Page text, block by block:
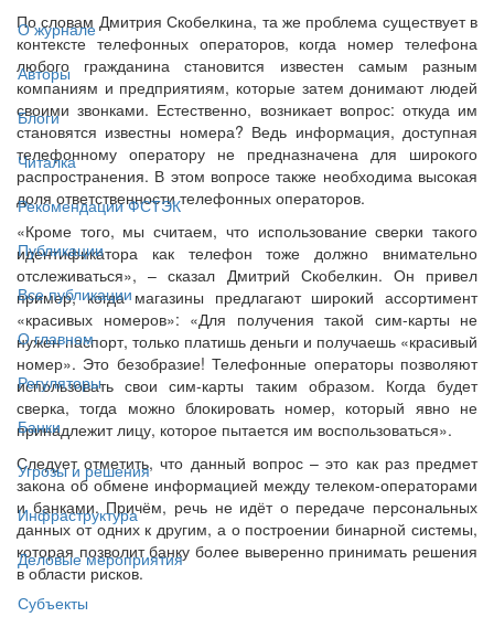
О журнале
Авторы
Блоги
Читалка
Рекомендации ФСТЭК
Публикации
Все публикации
О главном
Регуляторы
Банки
Угрозы и решения
Инфраструктура
Деловые мероприятия
Субъекты
По словам Дмитрия Скобелкина, та же проблема существует в
контексте телефонных операторов, когда номер телефона
любого гражданина становится известен самым разным
компаниям и предприятиям, которые затем донимают людей
своими звонками. Естественно, возникает вопрос: откуда им
становятся известны номера? Ведь информация, доступная
телефонному оператору не предназначена для широкого
распространения. В этом вопросе также необходима высокая
доля ответственности телефонных операторов.
«Кроме того, мы считаем, что использование сверки такого
идентификатора как телефон тоже должно внимательно
отслеживаться», – сказал Дмитрий Скобелкин. Он привел
пример, когда магазины предлагают широкий ассортимент
«красивых номеров»: «Для получения такой сим-карты не
нужен паспорт, только платишь деньги и получаешь «красивый
номер». Это безобразие! Телефонные операторы позволяют
использовать свои сим-карты таким образом. Когда будет
сверка, тогда можно блокировать номер, который явно не
принадлежит лицу, которое пытается им воспользоваться».
Следует отметить, что данный вопрос – это как раз предмет
закона об обмене информацией между телеком-операторами
и банками. Причём, речь не идёт о передаче персональных
данных от одних к другим, а о построении бинарной системы,
которая позволит банку более выверенно принимать решения
в области рисков.